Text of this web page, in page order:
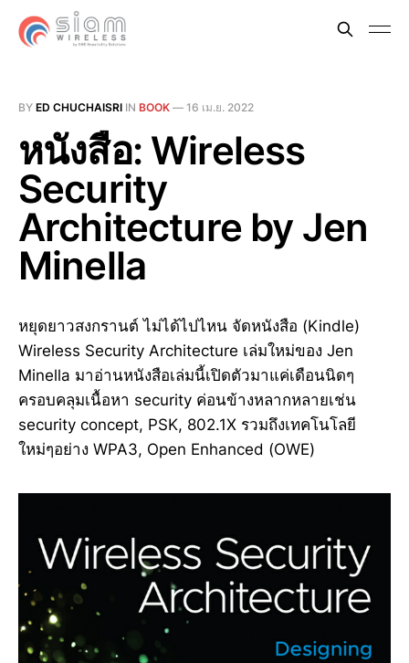
BY ED CHUCHAISRI IN BOOK — 16 เม.ย. 2022
หนังสือ: Wireless
Security
Architecture by Jen
Minella
หยุดยาวสงกรานต์ ไม่ได้ไปไหน จัดหนังสือ (Kindle)
Wireless Security Architecture เล่มใหม่ของ Jen
Minella มาอ่านหนังสือเล่มนี้เปิดตัวมาแค่เดือนนิดๆ
ครอบคลุมเนื้อหา security ค่อนข้างหลากหลายเช่น
security concept, PSK, 802.1X รวมถึงเทคโนโลยี
ใหม่ๆอย่าง WPA3, Open Enhanced (OWE)